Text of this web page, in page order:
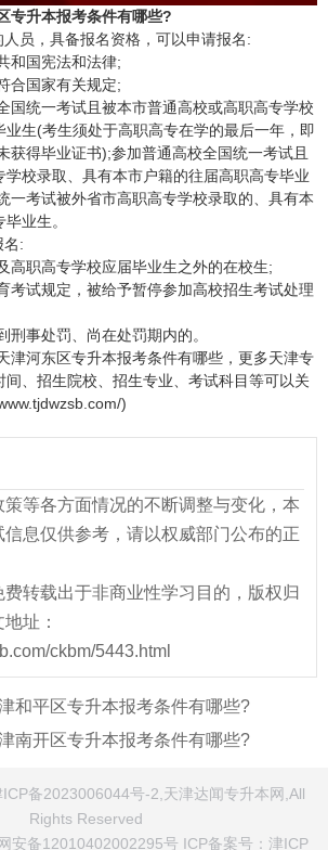
专升本报考条件有哪些?
，具备报名资格，可以申请报名:
国宪法和法律;
国家有关规定;
统一考试且被本市普通高校或高职高专学校
业生(考生须处于高职高专在学的最后一年，即
获得毕业证书);参加普通高校全国统一考试且
校录取、具有本市户籍的往届高职高专毕业
一考试被外省市高职高专学校录取的、具有本
业生。
:
职高专学校应届毕业生之外的在校生;
试规定，被给予暂停参加高校招生考试处理
事处罚、尚在处罚期内的。
河东区专升本报考条件有哪些，更多天津专
间、招生院校、招生专业、考试科目等可以关
)
策等各方面情况的不断调整与变化，本
信息仅供参考，请以权威部门公布的正
费转载出于非商业性学习目的，版权归
址：
ckbm/5443.html
和平区专升本报考条件有哪些?
南开区专升本报考条件有哪些?
备2023006044号-2,天津达闻专升本网,All
Rights Reserved
安备12010402002295号 ICP备案号： 津ICP